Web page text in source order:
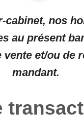
cabinet, nos
au présent
et/ou de
mandant.